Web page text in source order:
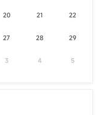
20 21 22
27 28 29
3 4 5